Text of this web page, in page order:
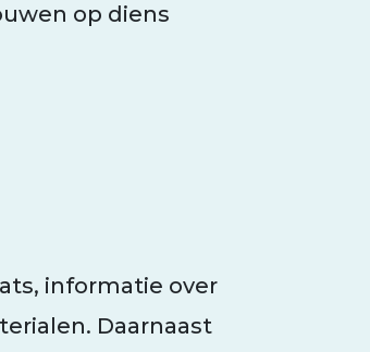
op diens
informatie over
Daarnaast